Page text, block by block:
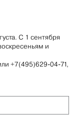
С 1 сентября
и
+7(495)629-04-71,